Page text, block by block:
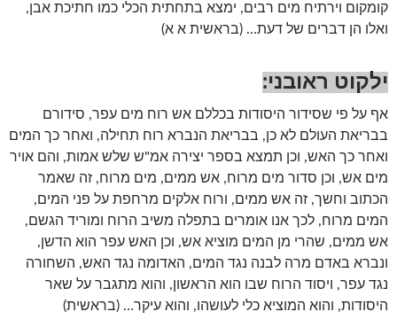
קומקום וירתיח מים רבים, ימצא בתחתית הכלי כמו חתיכת אבן,
ואלו הן דברים של דעת… (בראשית א א)
ילקוט ראובני:
אף על פי שסידור היסודות בכללם אש רוח מים עפר, סידורם
בבריאת העולם לא כן, בבריאת הנברא רוח תחילה, ואחר כך המים
ואחר כך האש, וכן תמצא בספר יצירה אמ"ש שלש אמות, והם אויר
מים אש, וכן סדור מים מרוח, אש ממים, מים מרוח, זה שאמר
הכתוב וחשך, זה אש ממים, ורוח אלקים מרחפת על פני המים,
המים מרוח, לכך אנו אומרים בתפלה משיב הרוח ומוריד הגשם,
אש ממים, שהרי מן המים מוציא אש, וכן האש עפר הוא הדשן,
ונברא באדם מרה לבנה נגד המים, האדומה נגד האש, השחורה
נגד עפר, ויסוד הרוח שבו הוא הראשון, והוא מתגבר על שאר
היסודות, והוא המוציא כלי לעושהו, והוא עיקר… (בראשית)